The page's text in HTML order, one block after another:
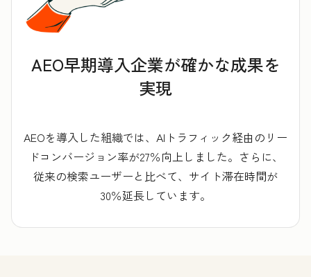
AEO早期導入企業が確かな成果を
実現
AEOを導入した組織では、AIトラフィック経由のリー
ドコンバージョン率が27％向上しました。さらに、
従来の検索ユーザーと比べて、サイト滞在時間が
30％延長しています。